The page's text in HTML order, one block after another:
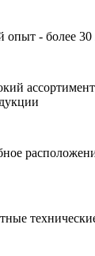
опыт - более 30